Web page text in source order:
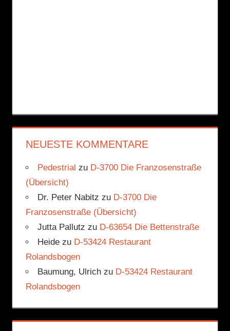
NEUESTE KOMMENTARE
Pedestrial zu D-3700 Die Franzosenstraße
(Übersicht)
Dr. Peter Nabitz zu D-3700 Die
Franzosenstraße (Übersicht)
Jutta Pallutz zu D-63654 Die Bettenstraße
Heidezu D-53424 Restaurant
Rolandsbogen
Baumung, Ulrichzu D-53424 Restaurant
Rolandsbogen